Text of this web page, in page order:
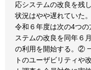
応システムの改良を残
状況はやや遅れていた。
令和６年度は次の4つ
ステムの改良を同年６
の利用を開始する。②
トのユーザビリティや